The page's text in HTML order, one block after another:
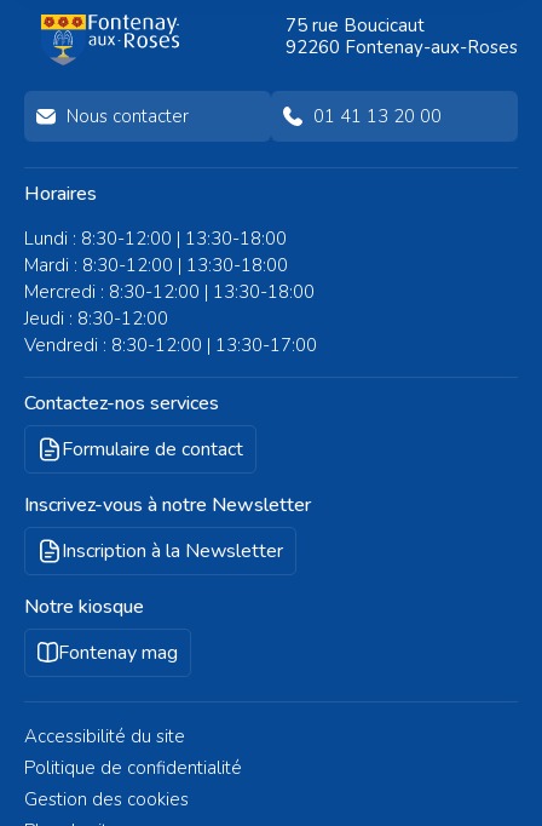
graveur et peintre : un
hommage à Fontenay-
aux-Roses »
75 rue Boucicaut
92260 Fontenay-aux-Roses
Nous contacter 01 41 13 20 00
Horaires
Lundi : 8:30-12:00 | 13:30-18:00
Mardi : 8:30-12:00 | 13:30-18:00
Mercredi : 8:30-12:00 | 13:30-18:00
Jeudi : 8:30-12:00
Vendredi : 8:30-12:00 | 13:30-17:00
Contactez-nos services
Formulaire de contact
Inscrivez-vous à notre Newsletter
Inscription à la Newsletter
Notre kiosque
Fontenay mag
Accessibilité du site
Politique de confidentialité
Gestion des cookies